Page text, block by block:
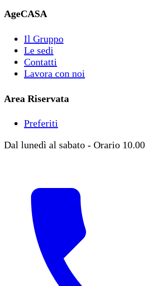
AgeCASA
Il Gruppo
Le sedi
Contatti
Lavora con noi
Area Riservata
Preferiti
Dal lunedì al sabato - Orario